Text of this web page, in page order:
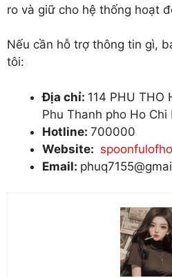
ro và giữ cho hệ thống hoạt
Nếu cần hỗ trợ thông tin gì,
tôi:
Địa chỉ: 114 PHU THO
Phu Thanh pho Ho Chi
Hotline: 700000
Website:
Email: